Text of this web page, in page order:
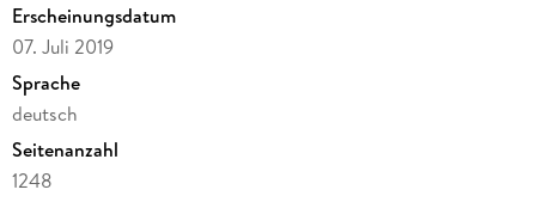
Erscheinungsdatum
07. Juli 2019
Sprache
deutsch
Seitenanzahl
1248